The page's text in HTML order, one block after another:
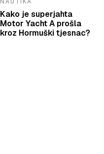
NAUTIKA
Kako je superjahta
Motor Yacht A prošla
kroz Hormuški tjesnac?